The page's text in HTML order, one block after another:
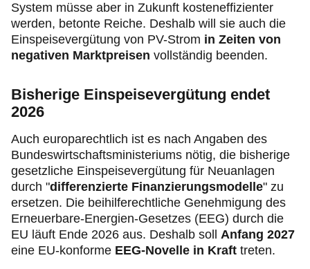
System müsse aber in Zukunft kosteneffizienter
werden, betonte Reiche. Deshalb will sie auch die
Einspeisevergütung von PV-Strom in Zeiten von
negativen Marktpreisen vollständig beenden.
Bisherige Einspeisevergütung endet
2026
Auch europarechtlich ist es nach Angaben des
Bundeswirtschaftsministeriums nötig, die bisherige
gesetzliche Einspeisevergütung für Neuanlagen
durch "differenzierte Finanzierungsmodelle" zu
ersetzen. Die beihilferechtliche Genehmigung des
Erneuerbare-Energien-Gesetzes (EEG) durch die
EU läuft Ende 2026 aus. Deshalb soll Anfang 2027
eine EU-konforme EEG-Novelle in Kraft treten.